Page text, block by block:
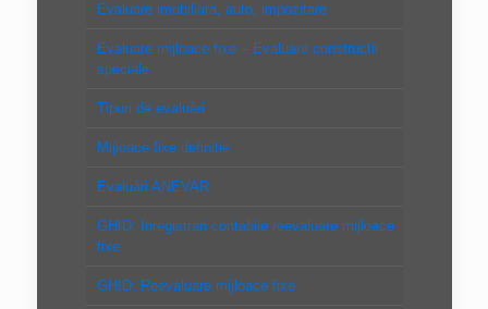
Evaluare imobiliara, auto, impozitare
Evaluare mijloace fixe – Evaluare constructii
speciale
Tipuri de evaluări
Mijloace fixe definitie
Evaluări ANEVAR
GHID: Inregistrari contabile reevaluare mijloace
fixe
GHID: Reevaluare mijloace fixe